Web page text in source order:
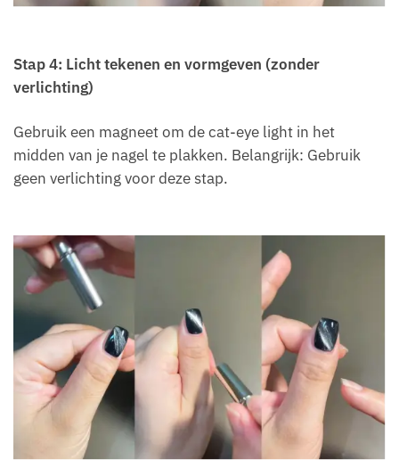
Stap 4: Licht tekenen en vormgeven (zonder
verlichting)
Gebruik een magneet om de cat-eye light in het
midden van je nagel te plakken. Belangrijk: Gebruik
geen verlichting voor deze stap.